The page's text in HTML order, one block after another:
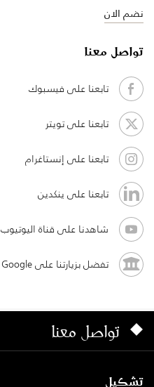
نضم الان
تواصل معنا
تابعنا على فيسبوك
تابعنا على تويتر
تابعنا على إنستاغرام
تابعنا على ينكدين
شاهدنا على قناة اليوتيوب
تفضل بزيارتنا على Google للفنون والثقافة
تواصل معنا
تشكيل